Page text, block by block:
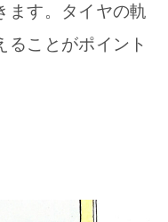
ます。タイヤの軌
ることがポイント